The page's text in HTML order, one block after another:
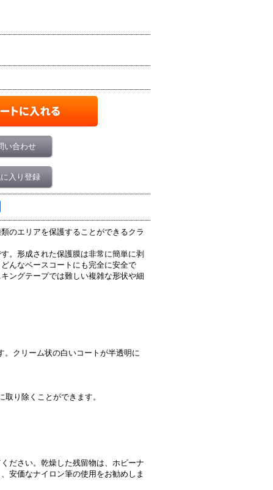
い合わせ
入り登録
のエリアを保護することができるクラ
。形成された保護膜は非常に簡単に剥
んなベースコートにも完全に安全で
ングテープでは難しい複雑な形状や細
クリーム状の白いコートが半透明に
り除くことができます。
ださい。乾燥した残留物は、ホビーナ
安価なナイロン筆の使用をお勧めしま